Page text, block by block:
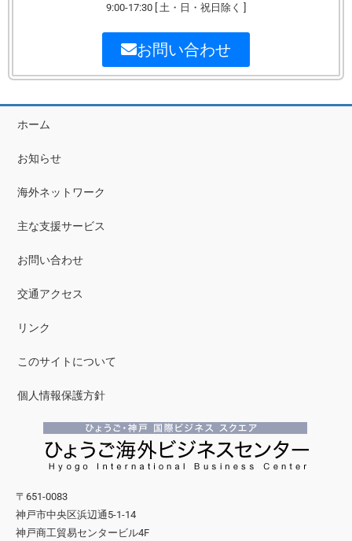
9:00-17:30 [ 土・日・祝日除く ]
お問い合わせ
ホーム
お知らせ
海外ネットワーク
主な支援サービス
お問い合わせ
交通アクセス
リンク
このサイトについて
個人情報保護方針
〒651-0083
神戸市中央区浜辺通5-1-14
神戸商工貿易センタービル4F